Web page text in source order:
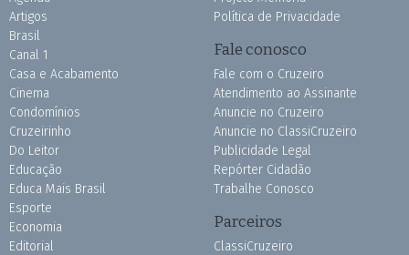
Artigos
Brasil
Canal 1
Casa e Acabamento
Cinema
Condomínios
Cruzeirinho
Do Leitor
Educação
Educa Mais Brasil
Esporte
Economia
Editorial
Política de Privacidade
Fale conosco
Fale com o Cruzeiro
Atendimento ao Assinante
Anuncie no Cruzeiro
Anuncie no ClassiCruzeiro
Publicidade Legal
Repórter Cidadão
Trabalhe Conosco
Parceiros
ClassiCruzeiro